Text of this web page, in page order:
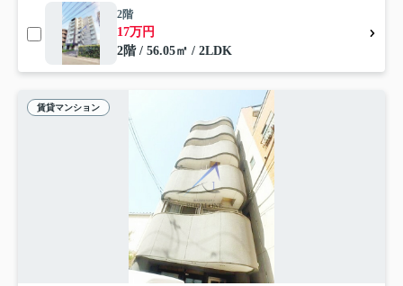
2階
17万円
2階 / 56.05㎡ / 2LDK
賃貸マンション